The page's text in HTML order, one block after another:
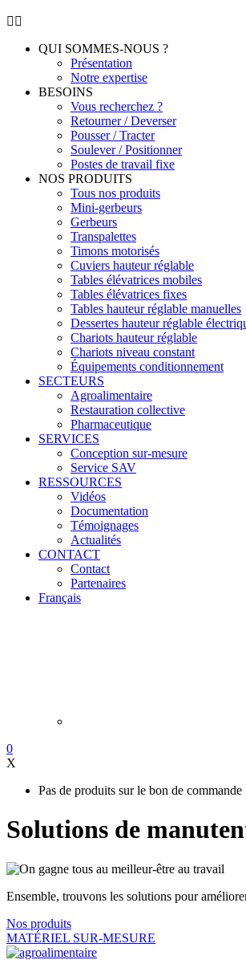
QUI SOMMES-NOUS ?
Présentation
Notre expertise
BESOINS
Vous recherchez ?
Retourner / Deverser
Pousser / Tracter
Soulever / Positionner
Postes de travail fixe
NOS PRODUITS
Tous nos produits
Mini-gerbeurs
Gerbeurs
Transpalettes
Timons motorisés
Cuviers hauteur réglable
Tables élévatrices mobiles
Tables élévatrices fixes
Tables hauteur réglable manuelles
Dessertes hauteur réglable
Chariots hauteur réglable
Chariots niveau constant
Équipements conditionnement
SECTEURS
Agroalimentaire
Restauration collective
Pharmaceutique
SERVICES
Conception sur-mesure
Service SAV
RESSOURCES
Vidéos
Documentation
Témoignages
Actualités
CONTACT
Contact
Partenaires
Français
0
X
Pas de produits sur le bon de commande
Solutions de
Ensemble, trouvons les solutions pour
Nos produits
MATÉRIEL SUR-MESURE